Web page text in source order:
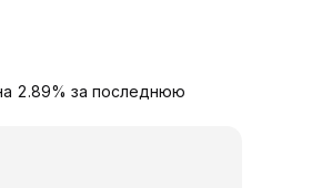
2.89% за последнюю